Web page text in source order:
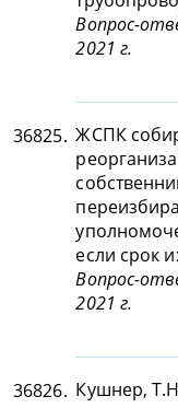
Вопрос-
2021 г.
36825. ЖСПК
если срок
Вопрос-
2021 г.
36826. Кушнер,